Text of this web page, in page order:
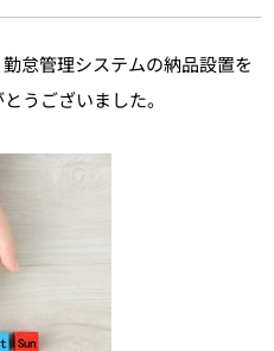
怠管理システムの納品設置を
うございました。